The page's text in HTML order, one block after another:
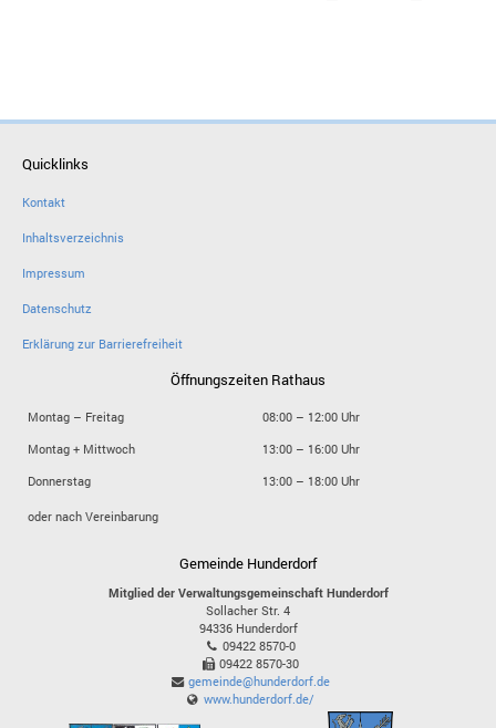
Quicklinks
Kontakt
Inhaltsverzeichnis
Impressum
Datenschutz
Erklärung zur Barrierefreiheit
Öffnungszeiten Rathaus
Montag – Freitag
08:00 – 12:00 Uhr
Montag + Mittwoch
13:00 – 16:00 Uhr
Donnerstag
13:00 – 18:00 Uhr
oder nach Vereinbarung
Gemeinde Hunderdorf
Mitglied der Verwaltungsgemeinschaft Hunderdorf
Sollacher Str. 4
94336 Hunderdorf
09422 8570-0
09422 8570-30
gemeinde@hunderdorf.de
www.hunderdorf.de/